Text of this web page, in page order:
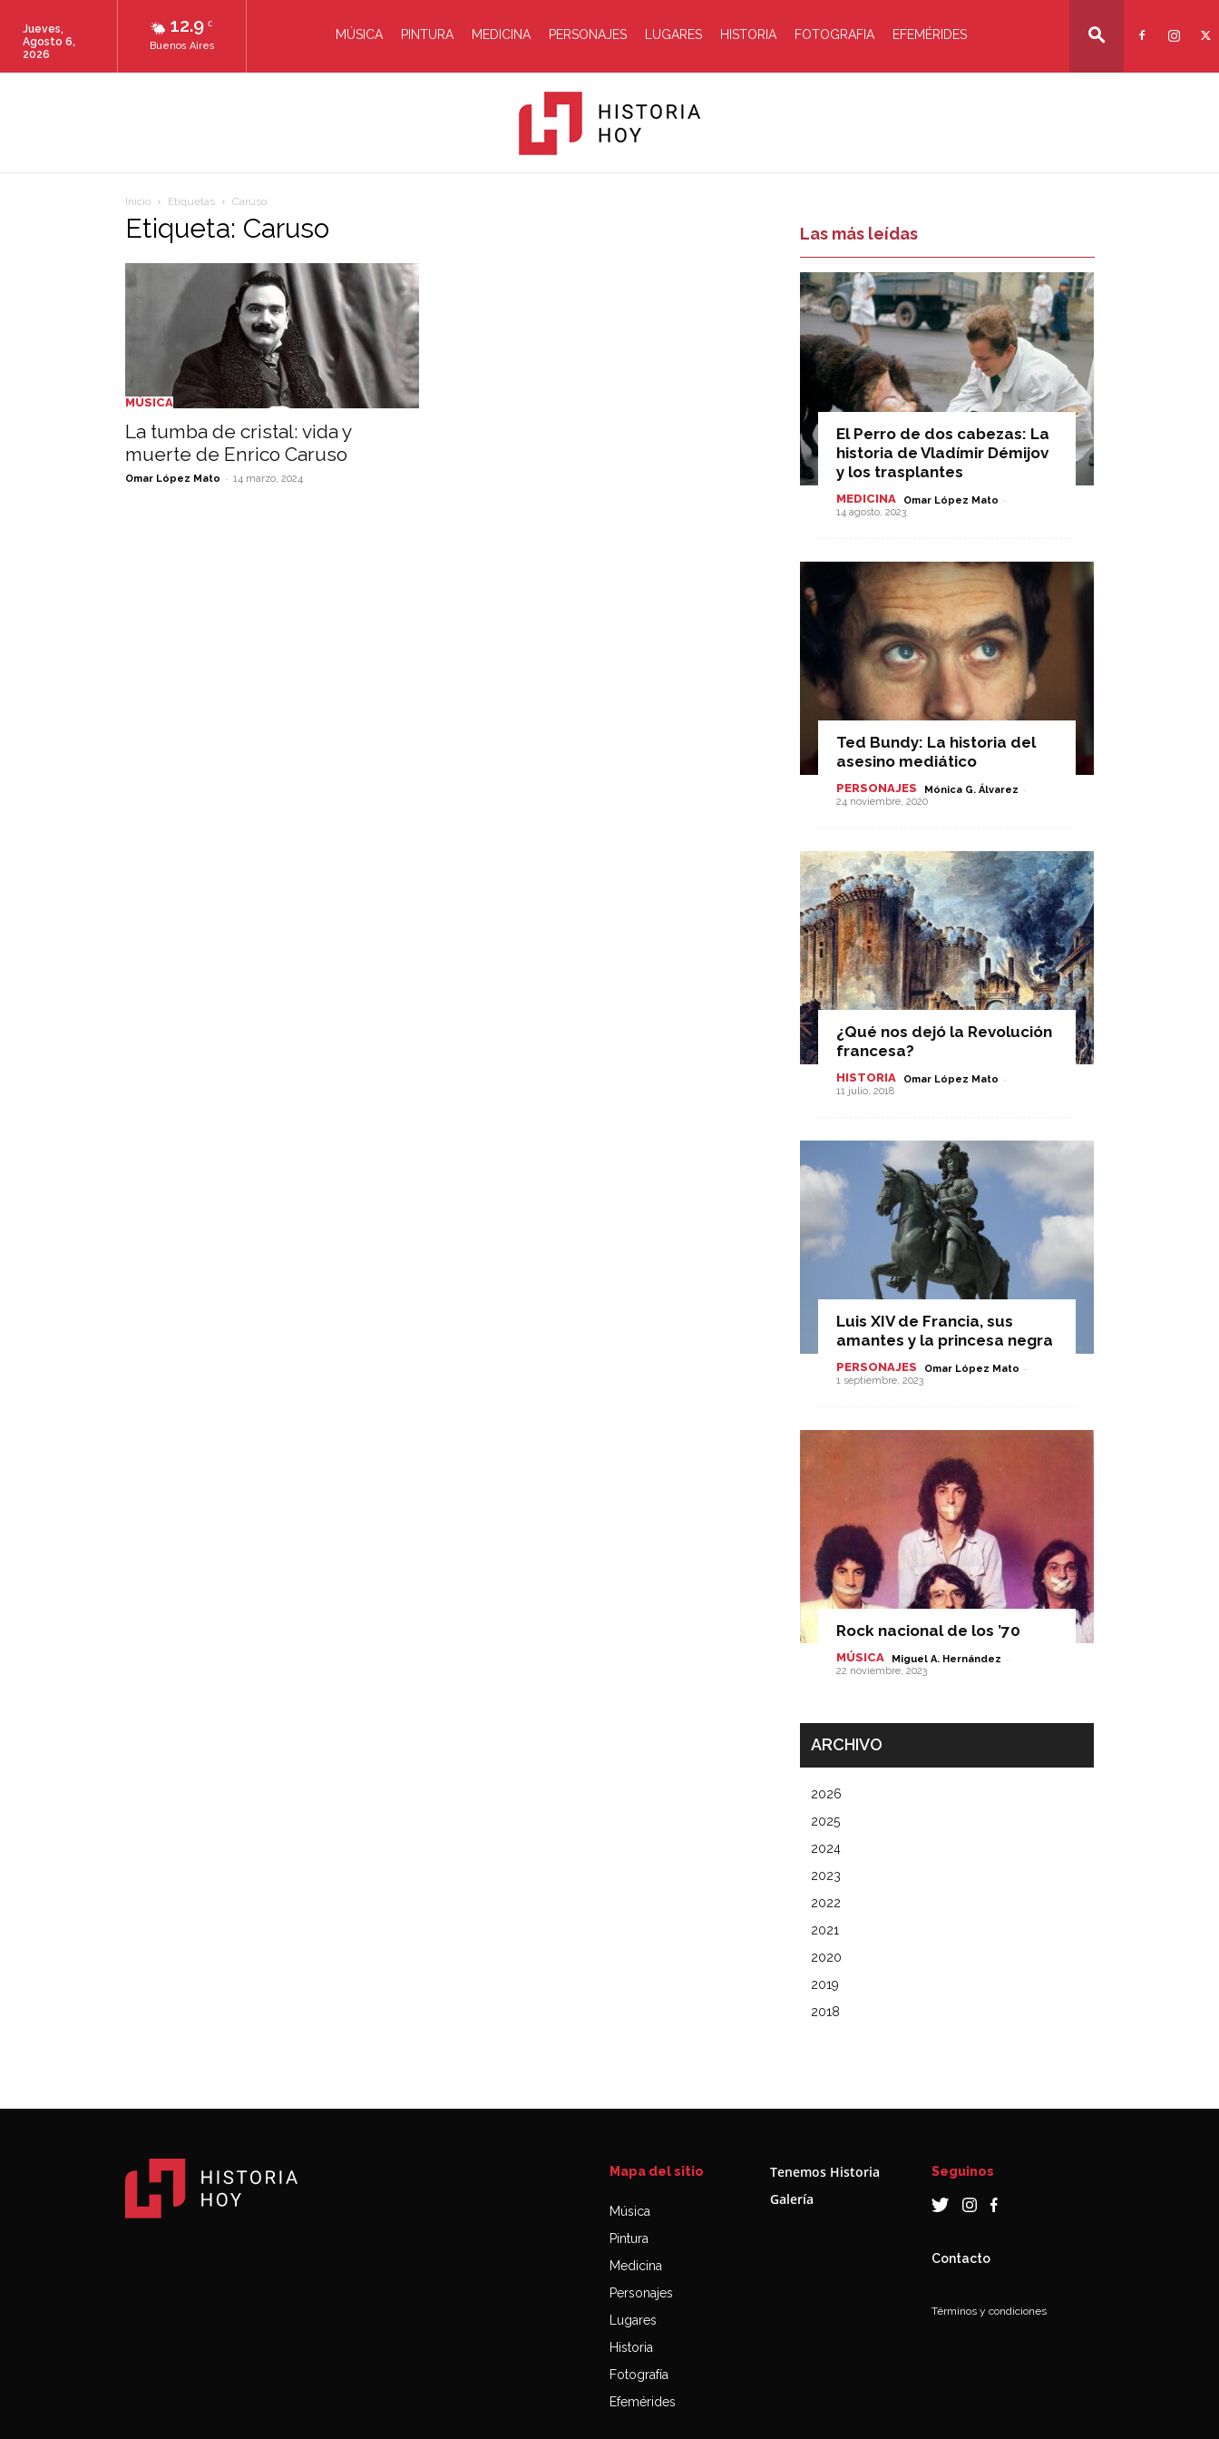
12.9 C
Buenos Aires
Jueves,
Agosto 6,
2026
MÚSICA PINTURA MEDICINA PERSONAJES LUGARES HISTORIA FOTOGRAFIA EFEMÉRIDES
Inicio Etiquetas Caruso
Etiqueta: Caruso
MÚSICA
La tumba de cristal: vida y
muerte de Enrico Caruso
Omar López Mato - 14 marzo, 2024
Las más leídas
El Perro de dos cabezas: La
historia de Vladímir Démijov
y los trasplantes
MEDICINA Omar López Mato -
14 agosto, 2023
Ted Bundy: La historia del
asesino mediático
PERSONAJES Mónica G. Álvarez -
24 noviembre, 2020
¿Qué nos dejó la Revolución
francesa?
HISTORIA Omar López Mato -
11 julio, 2018
Luis XIV de Francia, sus
amantes y la princesa negra
PERSONAJES Omar López Mato -
1 septiembre, 2023
Rock nacional de los ’70
MÚSICA Miguel A. Hernández -
22 noviembre, 2023
ARCHIVO
2026
2025
2024
2023
2022
2021
2020
2019
2018
Mapa del sitio
Música
Pintura
Medicina
Personajes
Lugares
Historia
Fotografía
Efemérides
Tenemos Historia
Galería
Seguinos
Contacto
Términos y condiciones